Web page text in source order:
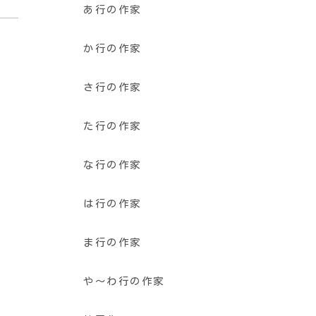
あ行の作家
か行の作家
さ行の作家
た行の作家
な行の作家
は行の作家
ま行の作家
や〜わ行の作家